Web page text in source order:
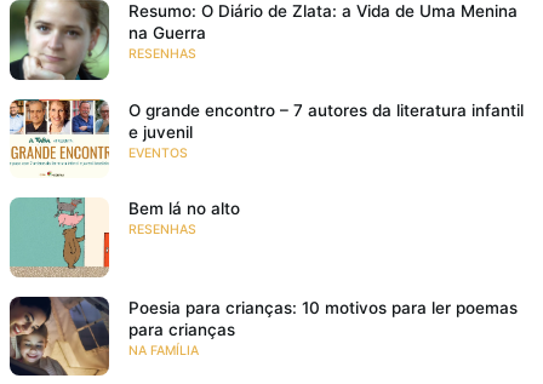
Resumo: O Diário de Zlata: a Vida de Uma Menina
na Guerra
RESENHAS
O grande encontro – 7 autores da literatura infantil
e juvenil
EVENTOS
Bem lá no alto
RESENHAS
Poesia para crianças: 10 motivos para ler poemas
para crianças
NA FAMÍLIA